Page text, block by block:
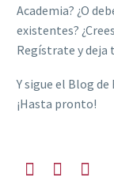
Academia? ¿O
existentes?
Regístrate y deja
Y sigue el Blog de
¡Hasta pronto!